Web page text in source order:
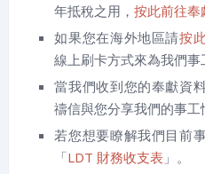
年抵稅之用，按此前往奉
如果您在海外地區請按
線上刷卡方式來為我們事
當我們收到您的奉獻資
禱信與您分享我們的事工
若您想要瞭解我們目前
「LDT 財務收支表 」。